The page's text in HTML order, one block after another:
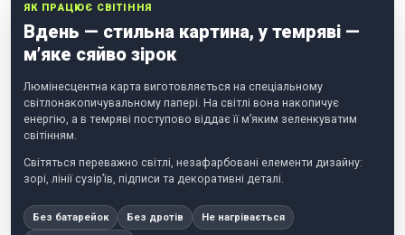
ЯК ПРАЦЮЄ СВІТІННЯ
Вдень — стильна картина, у темряві —
м’яке сяйво зірок
Люмінесцентна карта виготовляється на спеціальному
світлонакопичувальному папері. На світлі вона накопичує
енергію, а в темряві поступово віддає її м’яким зеленкуватим
світінням.
Світяться переважно світлі, незафарбовані елементи дизайну:
зорі, лінії сузір’їв, підписи та декоративні деталі.
Без батарейок Без дротів Не нагрівається